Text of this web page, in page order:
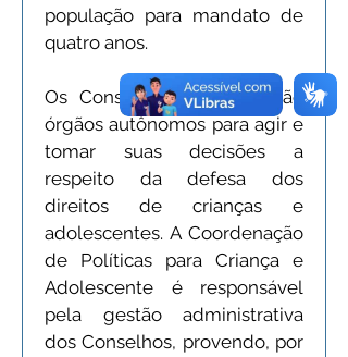
população para mandato de
quatro anos.
Os Conselhos Tutelares são
órgãos autônomos para agir e
tomar suas decisões a
respeito da defesa dos
direitos de crianças e
adolescentes. A Coordenação
de Políticas para Criança e
Adolescente é responsável
pela gestão administrativa
dos Conselhos, provendo, por